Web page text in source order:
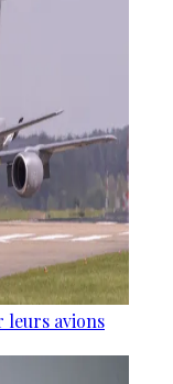
leurs avions